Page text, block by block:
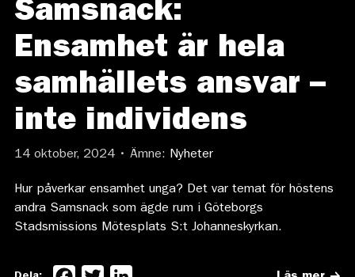
Samsnack:
Ensamhet är hela
samhällets ansvar –
inte individens
14 oktober, 2024 • Ämne: Nyheter
Hur påverkar ensamhet unga? Det var temat för höstens
andra Samsnack som ägde rum i Göteborgs
Stadsmissions Mötesplats S:t Johanneskyrkan.